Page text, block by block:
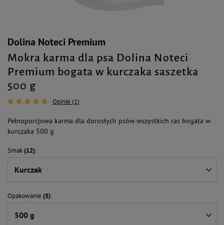
Dolina Noteci Premium
Mokra karma dla psa Dolina Noteci
Premium bogata w kurczaka saszetka
500 g
Opinie (1)
Pełnoporcjowa karma dla dorosłych psów wszystkich ras bogata w
kurczaka 500 g
Smak(12)
Kurczak
Opakowanie (5)
500 g